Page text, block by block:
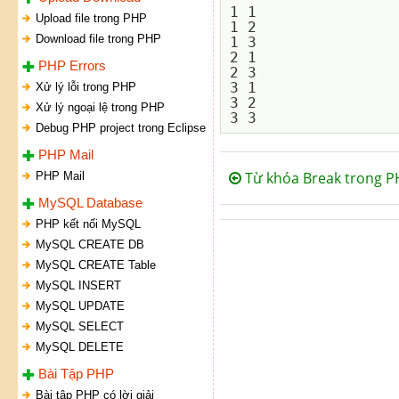
Upload file trong PHP
Download file trong PHP
PHP Errors
Xử lý lỗi trong PHP
Xử lý ngoại lệ trong PHP
Debug PHP project trong Eclipse
PHP Mail
PHP Mail
MySQL Database
PHP kết nối MySQL
MySQL CREATE DB
MySQL CREATE Table
MySQL INSERT
MySQL UPDATE
MySQL SELECT
MySQL DELETE
Bài Tập PHP
Bài tập PHP có lời giải
1 1
1 2
1 3
2 1
2 3
3 1
3 2
Từ khóa Break trong